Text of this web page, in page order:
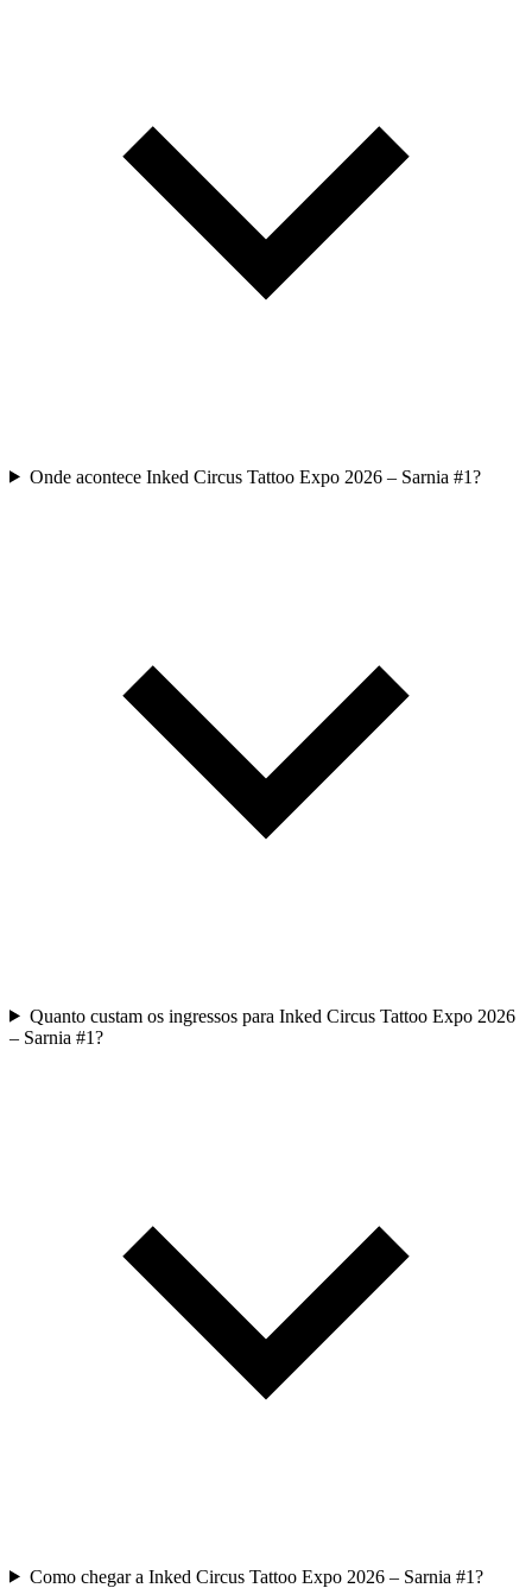
Onde acontece Inked Circus Tattoo Expo 2026 – Sarnia #1?
Quanto custam os ingressos para Inked Circus Tattoo Expo 2026
– Sarnia #1?
Como chegar a Inked Circus Tattoo Expo 2026 – Sarnia #1?